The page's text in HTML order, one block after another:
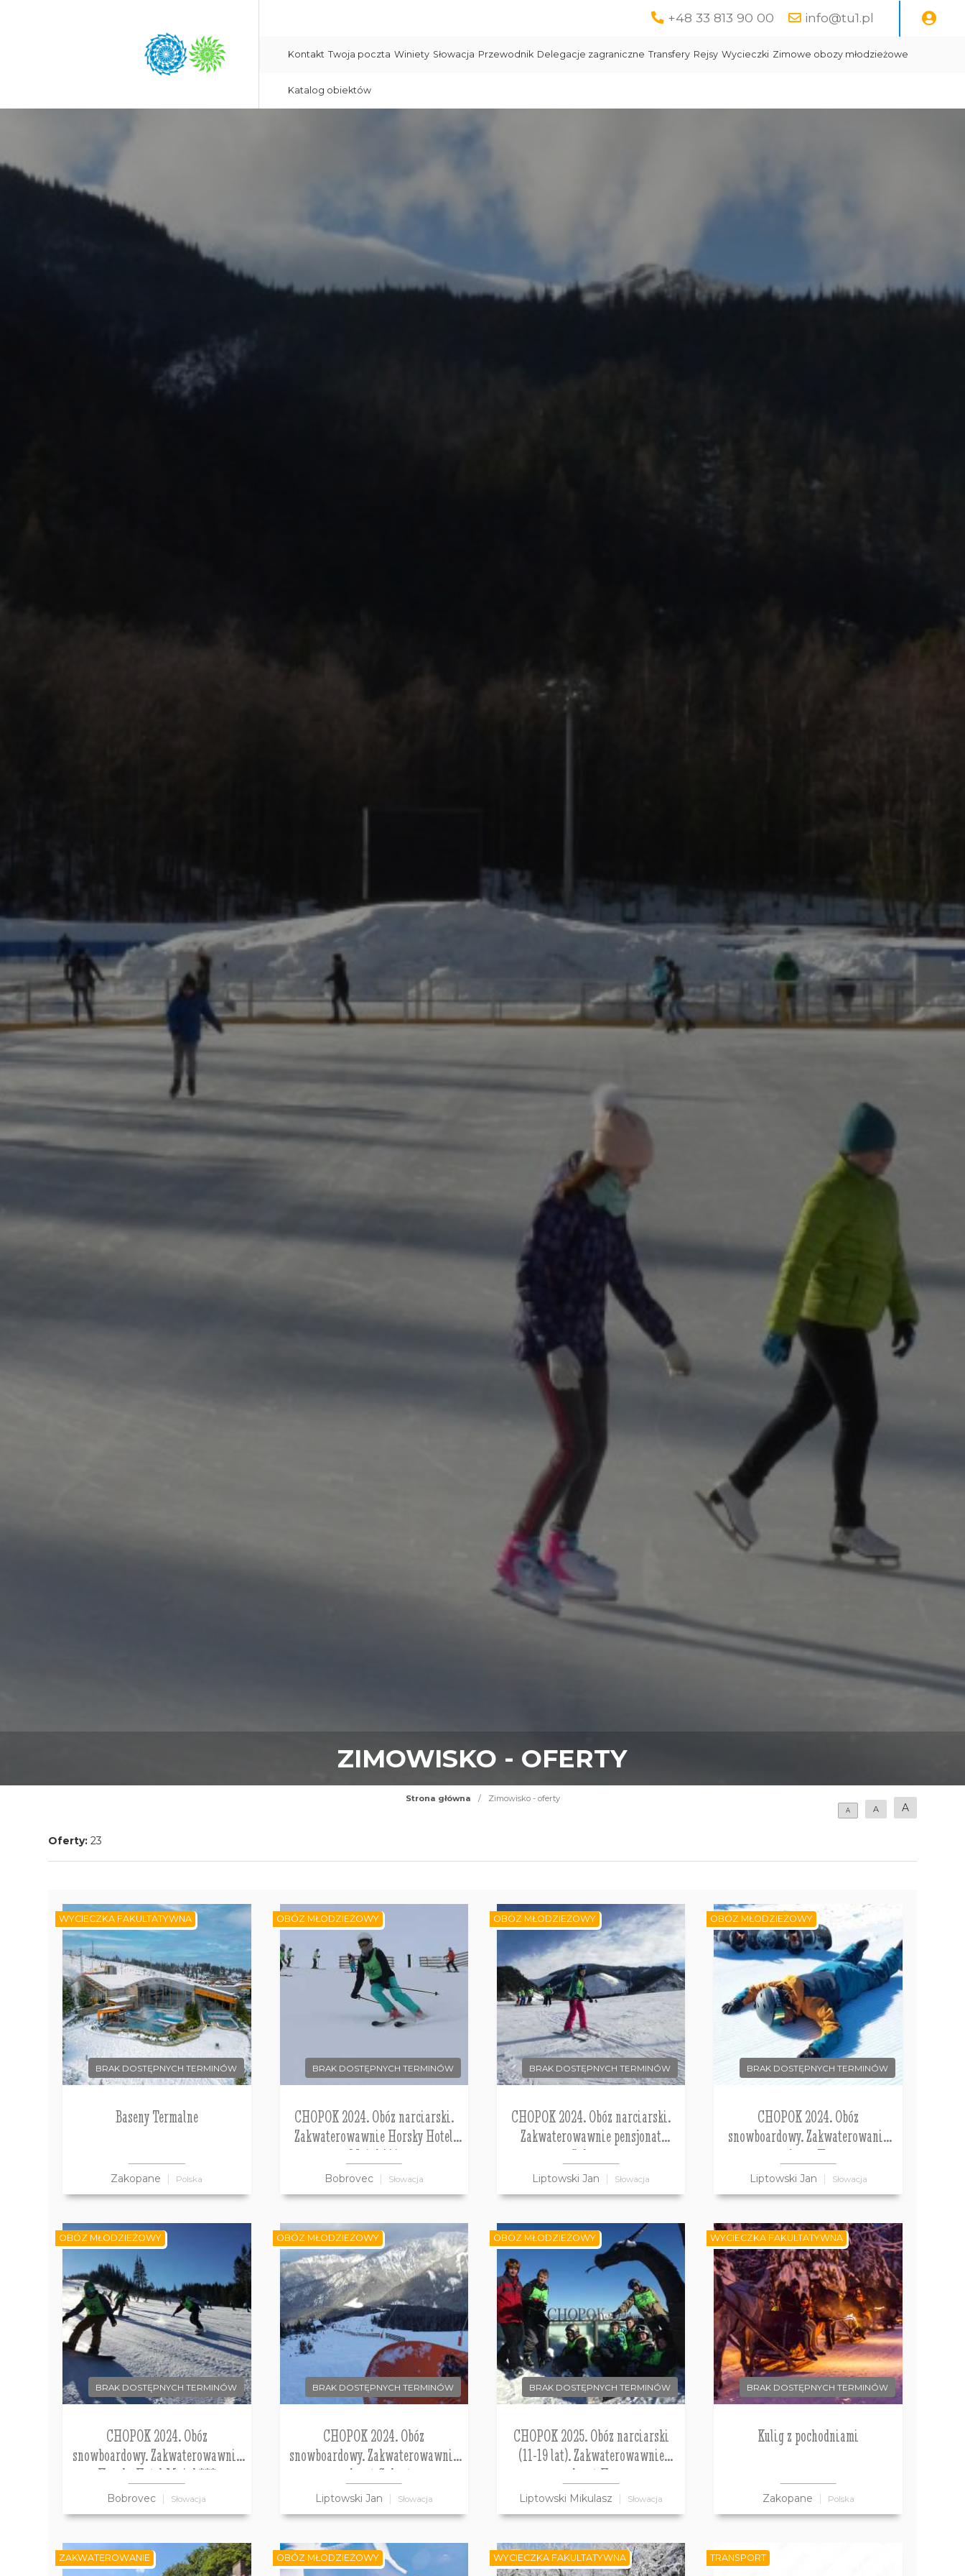
+48 33 813 90 00 info@tu1.pl
Kontakt Twoja poczta Winiety Słowacja Przewodnik Delegacje zagraniczne Transfery Rejsy Wycieczki Zimowe obozy młodzieżowe
Katalog obiektów
ZIMOWISKO - OFERTY
Strona główna / Zimowisko - oferty
A A A
Oferty: 23
BRAK DOSTĘPNYCH TERMINÓW
Baseny Termalne
Zakopane Polska
WYCIECZKA FAKULTATYWNA
BRAK DOSTĘPNYCH TERMINÓW
CHOPOK 2024. Obóz narciarski.
Zakwaterowawnie Horsky Hotel
Mnich***
Bobrovec Słowacja
OBÓZ MŁODZIEŻOWY
BRAK DOSTĘPNYCH TERMINÓW
CHOPOK 2024. Obóz narciarski.
Zakwaterowawnie pensjonat
Galanto.
Liptowski Jan Słowacja
OBÓZ MŁODZIEŻOWY
BRAK DOSTĘPNYCH TERMINÓW
CHOPOK 2024. Obóz
snowboardowy. Zakwaterowanie
pensjonat Horec.
Liptowski Jan Słowacja
OBÓZ MŁODZIEŻOWY
BRAK DOSTĘPNYCH TERMINÓW
CHOPOK 2024. Obóz
snowboardowy. Zakwaterowawnie
Horsky Hotel Mnich***
Bobrovec Słowacja
OBÓZ MŁODZIEŻOWY
BRAK DOSTĘPNYCH TERMINÓW
CHOPOK 2024. Obóz
snowboardowy. Zakwaterowawnie
pensjonat Galanto.
Liptowski Jan Słowacja
OBÓZ MŁODZIEŻOWY
BRAK DOSTĘPNYCH TERMINÓW
CHOPOK 2025. Obóz narciarski
(11-19 lat). Zakwaterowawnie
pensjonat Horec.
Liptowski Mikulasz Słowacja
OBÓZ MŁODZIEŻOWY
BRAK DOSTĘPNYCH TERMINÓW
Kulig z pochodniami
Zakopane Polska
WYCIECZKA FAKULTATYWNA
ZAKWATEROWANIE OBÓZ MŁODZIEŻOWY WYCIECZKA FAKULTATYWNA TRANSPORT